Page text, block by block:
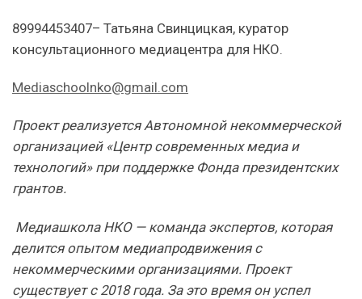
89994453407– Татьяна Свинцицкая, куратор
консультационного медиацентра для НКО.
Mediaschoolnko@gmail.com
Проект реализуется Автономной некоммерческой
организацией «Центр современных медиа и
технологий» при поддержке Фонда президентских
грантов.
Медиашкола НКО — команда экспертов, которая
делится опытом медиапродвижения с
некоммерческими организациями. Проект
существует с 2018 года. За это время он успел